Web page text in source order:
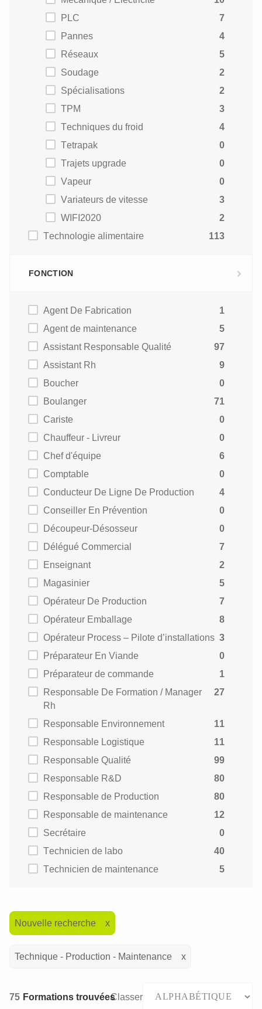
PLC
7
Pannes
4
Réseaux
5
Soudage
2
Spécialisations
2
TPM
3
Techniques du froid
4
Tetrapak
0
Trajets upgrade
0
Vapeur
0
Variateurs de vitesse
3
WIFI2020
2
Technologie alimentaire
113
FONCTION
Agent De Fabrication
1
Agent de maintenance
5
Assistant Responsable Qualité
97
Assistant Rh
9
Boucher
0
Boulanger
71
Cariste
0
Chauffeur - Livreur
0
Chef d'équipe
6
Comptable
0
Conducteur De Ligne De Production
4
Conseiller En Prévention
0
Découpeur-Désosseur
0
Délégué Commercial
7
Enseignant
2
Magasinier
5
Opérateur De Production
7
Opérateur Emballage
8
Opérateur Process – Pilote d’installations 3
Préparateur En Viande
0
Préparateur de commande
1
Responsable De Formation / Manager
Rh
27
Responsable Environnement
11
Responsable Logistique
11
Responsable Qualité
99
Responsable R&D
80
Responsable de Production
80
Responsable de maintenance
12
Secrétaire
0
Technicien de labo
40
Technicien de maintenance
5
Nouvelle recherche
Technique - Production - Maintenance
75 Formations trouvéesClasser